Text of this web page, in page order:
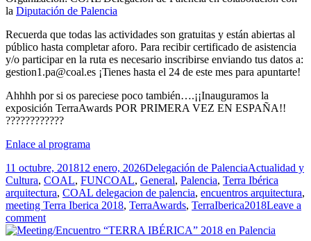
la Diputación de Palencia
Recuerda que todas las actividades son gratuitas y están abiertas al
público hasta completar aforo. Para recibir certificado de asistencia
y/o participar en la ruta es necesario inscribirse enviando tus datos a:
gestion1.pa@coal.es ¡Tienes hasta el 24 de este mes para apuntarte!
Ahhhh por si os pareciese poco también….¡¡Inauguramos la
exposición TerraAwards POR PRIMERA VEZ EN ESPAÑA!!
????????????
Enlace al programa
Publicado
el
11 octubre, 201812 enero, 2026Autor
Delegación de PalenciaCategorías
Actualidad y
Cultura, COAL, FUNCOAL, General, Palencia, Terra Ibérica
arquitectura, COAL delegacion de palencia, encuentros arquitectura,
meeting Terra Iberica 2018, TerraAwards, TerraIberica2018Leave a
comment